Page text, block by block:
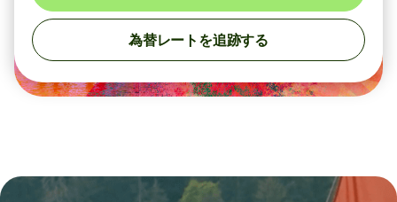
為替レートを追跡する